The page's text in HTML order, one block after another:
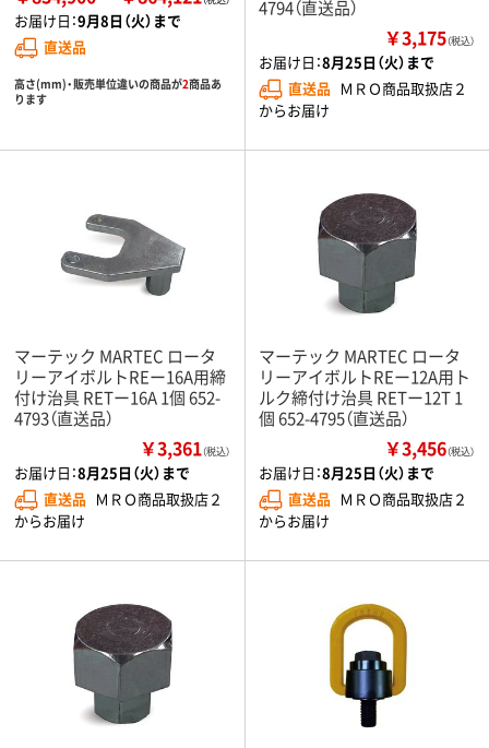
お届け日：9月8日（火）まで
直送品
高さ(mm)・販売単位違いの商品が2商品あ
ります
4794（直送品）
￥3,175（税込）
お届け日：8月25日（火）まで
直送品 ＭＲＯ商品取扱店２
からお届け
マーテック MARTEC ロータ
リーアイボルトREー16A用締
付け治具 RETー16A 1個 652-
4793（直送品）
￥3,361（税込）
お届け日：8月25日（火）まで
直送品 ＭＲＯ商品取扱店２
からお届け
マーテック MARTEC ロータ
リーアイボルトREー12A用ト
ルク締付け治具 RETー12T 1
個 652-4795（直送品）
￥3,456（税込）
お届け日：8月25日（火）まで
直送品 ＭＲＯ商品取扱店２
からお届け